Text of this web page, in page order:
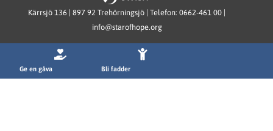
Kärrsjö 136 | 897 92 Trehörningsjö | Telefon: 0662-461 00 |
info@starofhope.org
Ge en gåva Bli fadder